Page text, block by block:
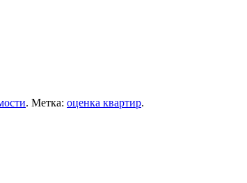
. Метка: оценка квартир.